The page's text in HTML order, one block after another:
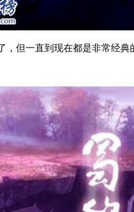
一直到现在都是非常经典